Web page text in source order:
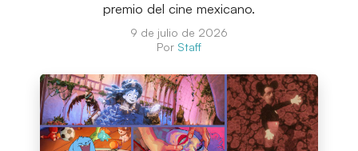
premio del cine mexicano.
9 de julio de 2026
Por Staff